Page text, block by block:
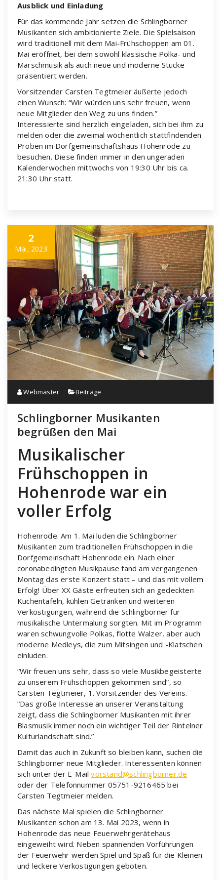
Ausblick und Einladung
Für das kommende Jahr setzen die Schlingborner
Musikanten sich ambitionierte Ziele. Die Spielsaison
wird traditionell mit dem Mai-Frühschoppen am 01.
Mai eröffnet, bei dem sowohl klassische Polka- und
Marschmusik als auch neue und moderne Stücke
präsentiert werden.
Vorsitzender Carsten Tegtmeier äußerte jedoch
einen Wunsch: “Wir würden uns sehr freuen, wenn
neue Mitglieder den Weg zu uns finden.”
Interessierte sind herzlich eingeladen, sich bei ihm zu
melden oder die zweimal wöchentlich stattfindenden
Proben im Dorfgemeinschaftshaus Hohenrode zu
besuchen. Diese finden immer in den ungeraden
Kalenderwochen mittwochs von 19:30 Uhr bis ca.
21:30 Uhr statt.
2
Mai, 2023
Webmaster Beiträge
Schlingborner Musikanten
begrüßen den Mai
Musikalischer
Frühschoppen in
Hohenrode war ein
voller Erfolg
Hohenrode. Am 1. Mai luden die Schlingborner
Musikanten zum traditionellen Frühschoppen in die
Dorfgemeinschaft Hohenrode ein. Nach einer
coronabedingten Musikpause fand am vergangenen
Montag das erste Konzert statt – und das mit vollem
Erfolg! Über XX Gäste erfreuten sich an gedeckten
Kuchentafeln, kühlen Getränken und weiteren
Verköstigungen, während die Schlingborner für
musikalische Untermalung sorgten. Mit im Programm
waren schwungvolle Polkas, flotte Walzer, aber auch
moderne Medleys, die zum Mitsingen und -Klatschen
einluden.
“Wir freuen uns sehr, dass so viele Musikbegeisterte
zu unserem Frühschoppen gekommen sind”, so
Carsten Tegtmeier, 1. Vorsitzender des Vereins.
“Das große Interesse an unserer Veranstaltung
zeigt, dass die Schlingborner Musikanten mit ihrer
Blasmusik immer noch ein wichtiger Teil der Rintelner
Kulturlandschaft sind.”
Damit das auch in Zukunft so bleiben kann, suchen die
Schlingborner neue Mitglieder. Interessenten können
sich unter der E-Mailvorstand@schlingborner.de
oder der Telefonnummer 05751-9216465 bei
Carsten Tegtmeier melden.
Das nächste Mal spielen die Schlingborner
Musikanten schon am 13. Mai 2023, wenn in
Hohenrode das neue Feuerwehrgerätehaus
eingeweiht wird. Neben spannenden Vorführungen
der Feuerwehr werden Spiel und Spaß für die Kleinen
und leckere Verköstigungen geboten.